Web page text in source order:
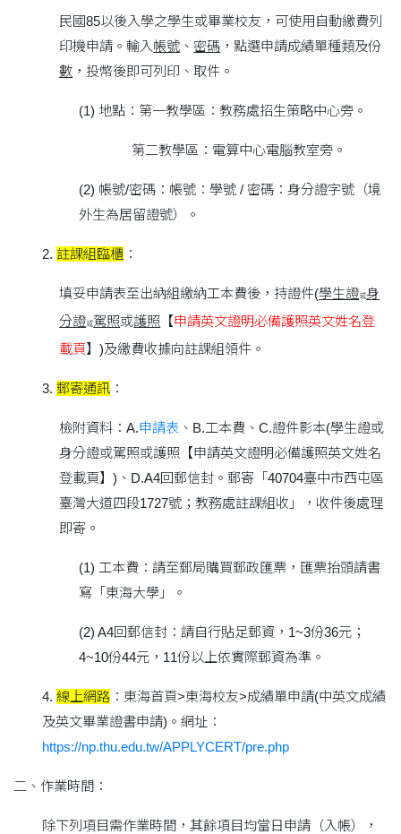
民國85以後入學之學生或畢業校友，可使用自動繳費列
印機申請。輸入帳號 、 密碼 ，點選申請成績單種類及份
數 ，投幣後即可列印、取件。
(1) 地點：第一教學區：教務處招生策略中心旁。
第二教學區：電算中心電腦教室旁。
(2) 帳號/密碼：帳號：學號 / 密碼：身分證字號（境
外生為居留證號）。
2. 註課組臨櫃 ：
填妥申請表至出納組繳納工本費後，持證件(學生證或身
分證或駕照或護照 【申請英文證明必備護照英文姓名登
載頁】)及繳費收據向註課組領件。
3. 郵寄通訊 ：
檢附資料：A.申請表 、B.工本費、C.證件影本(學生證或
身分證或駕照或護照【申請英文證明必備護照英文姓名
登載頁】)、D.A4回郵信封。郵寄「40704臺中市西屯區
臺灣大道四段1727號；教務處註課組收」，收件後處理
即寄。
(1) 工本費：請至郵局購買郵政匯票，匯票抬頭請書
寫「東海大學」。
(2) A4回郵信封：請自行貼足郵資，1~3份36元；
4~10份44元，11份以上依實際郵資為準。
4. 線上網路 ：東海首頁>東海校友>成績單申請(中英文成績
及英文畢業證書申請)。網址：
https://np.thu.edu.tw/APPLYCERT/pre.php
二、作業時間：
除下列項目需作業時間，其餘項目均當日申請（入帳），